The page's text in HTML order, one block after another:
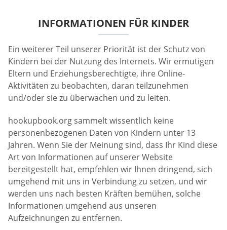
INFORMATIONEN FÜR KINDER
Ein weiterer Teil unserer Priorität ist der Schutz von
Kindern bei der Nutzung des Internets. Wir ermutigen
Eltern und Erziehungsberechtigte, ihre Online-
Aktivitäten zu beobachten, daran teilzunehmen
und/oder sie zu überwachen und zu leiten.
hookupbook.org sammelt wissentlich keine
personenbezogenen Daten von Kindern unter 13
Jahren. Wenn Sie der Meinung sind, dass Ihr Kind diese
Art von Informationen auf unserer Website
bereitgestellt hat, empfehlen wir Ihnen dringend, sich
umgehend mit uns in Verbindung zu setzen, und wir
werden uns nach besten Kräften bemühen, solche
Informationen umgehend aus unseren
Aufzeichnungen zu entfernen.